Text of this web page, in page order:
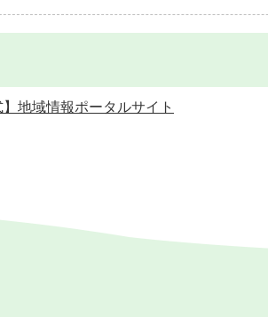
地域情報ポータルサイト